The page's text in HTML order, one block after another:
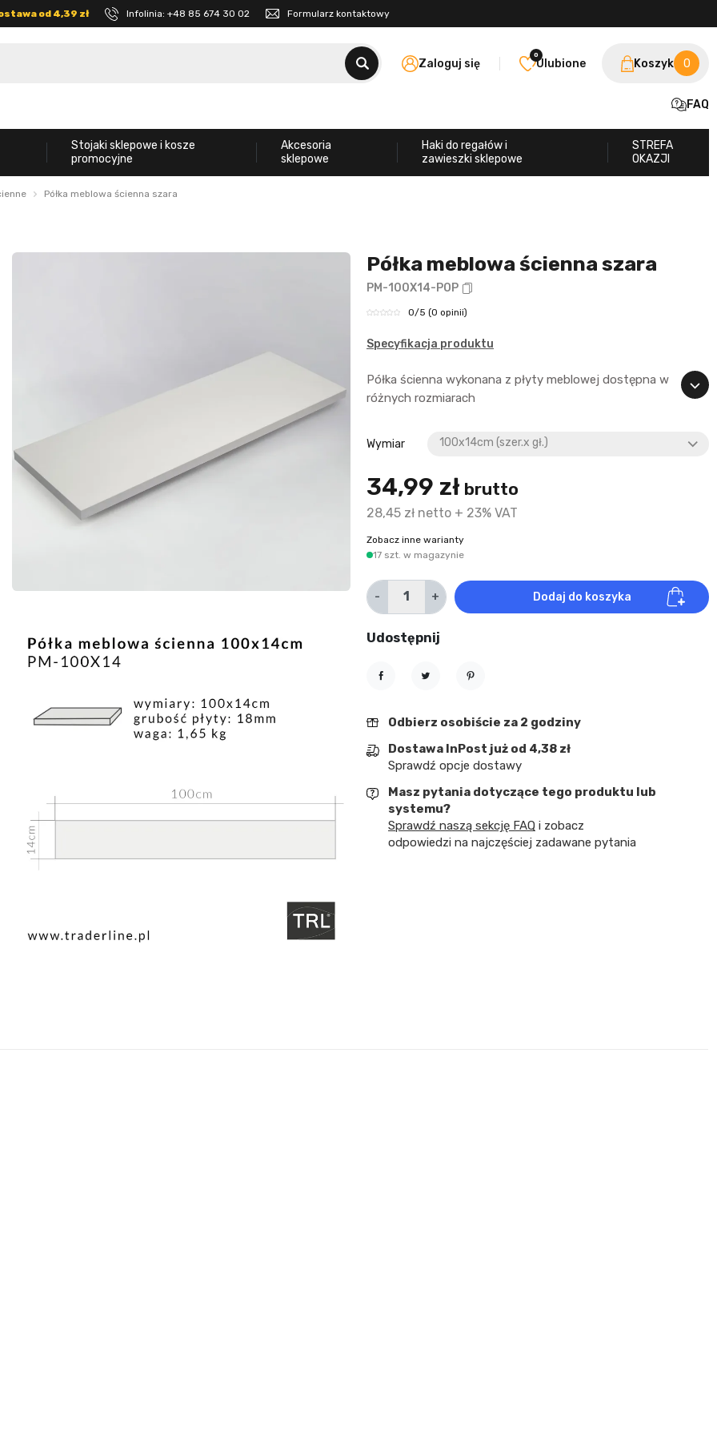
od 4,39 zł Infolinia: +48 85 674 30 02 Formularz kontaktowy
Zaloguj się Ulubione
0
Koszyk 0
FAQ
Stojaki sklepowe i kosze
promocyjne
Akcesoria
sklepowe
Haki do regałów i
zawieszki sklepowe
STREFA
OKAZJI
Półka meblowa ścienna szara
Półka meblowa ścienna szara
PM-100X14-POP
0/5 (0 opinii)
Specyfikacja produktu
Półka ścienna wykonana z płyty meblowej dostępna w
różnych rozmiarach
Wymiar
34,99 zł brutto
28,45 zł netto + 23% VAT
Zobacz inne warianty
17 szt. w magazynie
- + Dodaj do koszyka
Udostępnij
Odbierz osobiście za 2 godziny
Dostawa InPost już od 4,38 zł
Sprawdź opcje dostawy
Masz pytania dotyczące tego produktu lub
systemu?
Sprawdź naszą sekcję FAQ i zobacz
odpowiedzi na najczęściej zadawane pytania